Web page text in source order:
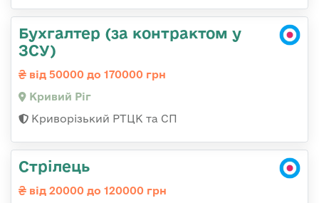
Бухгалтер (за контрактом у
ЗСУ)
від 50000 до 170000 грн
Кривий Ріг
Криворізький РТЦК та СП
Стрілець
від 20000 до 120000 грн